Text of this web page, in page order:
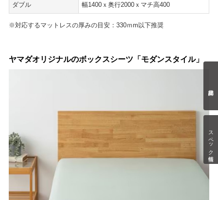
スペック情報
ダブル 幅1400ｘ奥行2000ｘマチ高400
※対応するマットレスの厚みの目安：330ｍm以下推奨
ヤマダオリジナルのボックスシーツ「モダンスタイル」